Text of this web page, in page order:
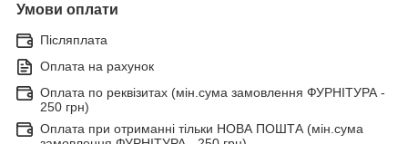
Умови оплати
Післяплата
Оплата на рахунок
Оплата по реквізитах (мін.сума замовлення ФУРНІТУРА -
250 грн)
Оплата при отриманні тільки НОВА ПОШТА (мін.сума